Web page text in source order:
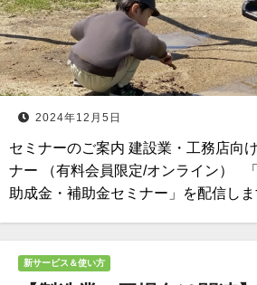
2024年12月5日
セミナーのご案内 建設業・工務店向
ナー （有料会員限定/オンライン）
助成金・補助金セミナー」を配信し
新サービス＆使い方